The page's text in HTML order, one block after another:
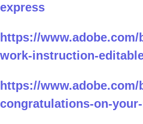
express
https://
work-instruction-
https://
congratulations-on-